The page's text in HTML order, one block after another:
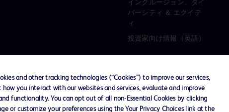
インクルージョン、ダイ
バーシティ ＆ エクイテ
ィ
投資家向け情報（英語）
プライバシーポリシー ご利用規約
and other tracking technologies (“Cookies”) to improve our services,
you interact with our websites and services, evaluate and improve
functionality. You can opt out of all non-Essential Cookies by clicking
or customize your preferences using the Your Privacy Choices link at the